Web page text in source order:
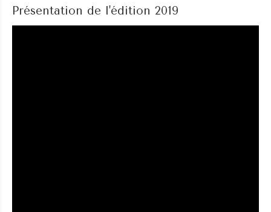
Présentation de l'édition 2019